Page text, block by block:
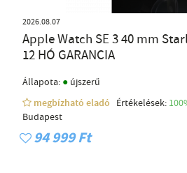
2026.08.07
Apple Watch SE 3 40 mm
12 HÓ GARANCIA
Állapota: ● újszerű
megbízható eladó
Értékelések:
Budapest
94 999 Ft